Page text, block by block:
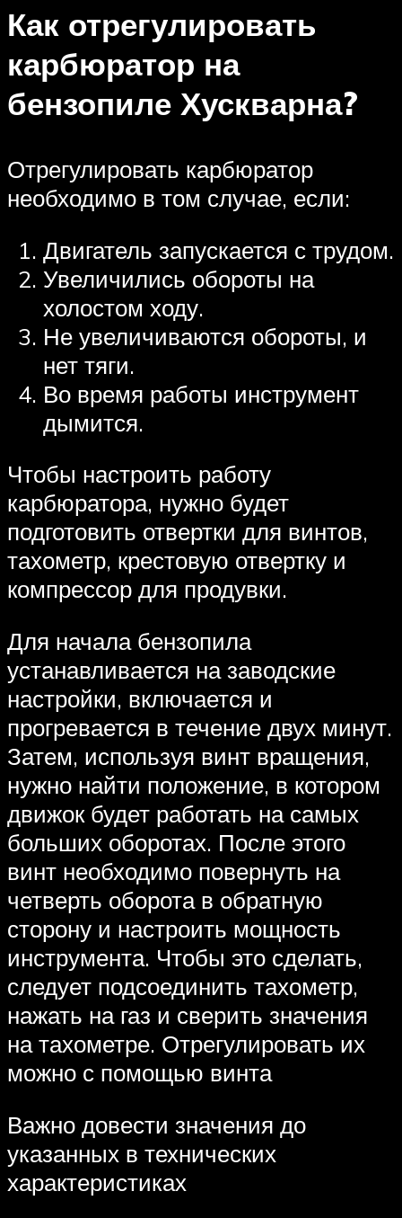
Как отрегулировать
карбюратор на
бензопиле Хускварна?
Отрегулировать карбюратор
необходимо в том случае, если:
Двигатель запускается с трудом.
Увеличились обороты на
холостом ходу.
Не увеличиваются обороты, и
нет тяги.
Во время работы инструмент
дымится.
Чтобы настроить работу
карбюратора, нужно будет
подготовить отвертки для винтов,
тахометр, крестовую отвертку и
компрессор для продувки.
Для начала бензопила
устанавливается на заводские
настройки, включается и
прогревается в течение двух минут.
Затем, используя винт вращения,
нужно найти положение, в котором
движок будет работать на самых
больших оборотах. После этого
винт необходимо повернуть на
четверть оборота в обратную
сторону и настроить мощность
инструмента. Чтобы это сделать,
следует подсоединить тахометр,
нажать на газ и сверить значения
на тахометре. Отрегулировать их
можно с помощью винта
Важно довести значения до
указанных в технических
характеристиках